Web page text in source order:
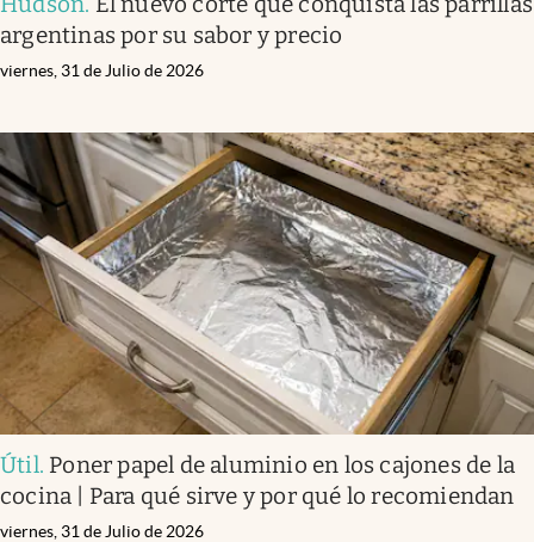
argentinas por su sabor y precio
viernes, 31 de Julio de 2026
Útil. Poner papel de aluminio en los cajones de la
cocina | Para qué sirve y por qué lo recomiendan
viernes, 31 de Julio de 2026